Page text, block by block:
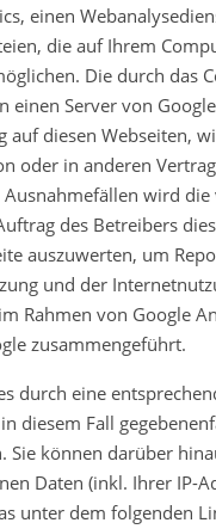
einen
die auf Ihrem
Die durch
einen Server von
diesen Webseiten,
oder in anderen
wird
des Betreibers
auszuwerten, um
und der
Rahmen von Google
zusammengeführt.
durch eine
diesem Fall
können darüber
Daten (inkl. Ihrer IP-
unter dem folgenden